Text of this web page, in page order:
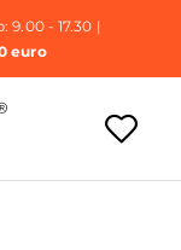
9.00 - 17.30 |
euro